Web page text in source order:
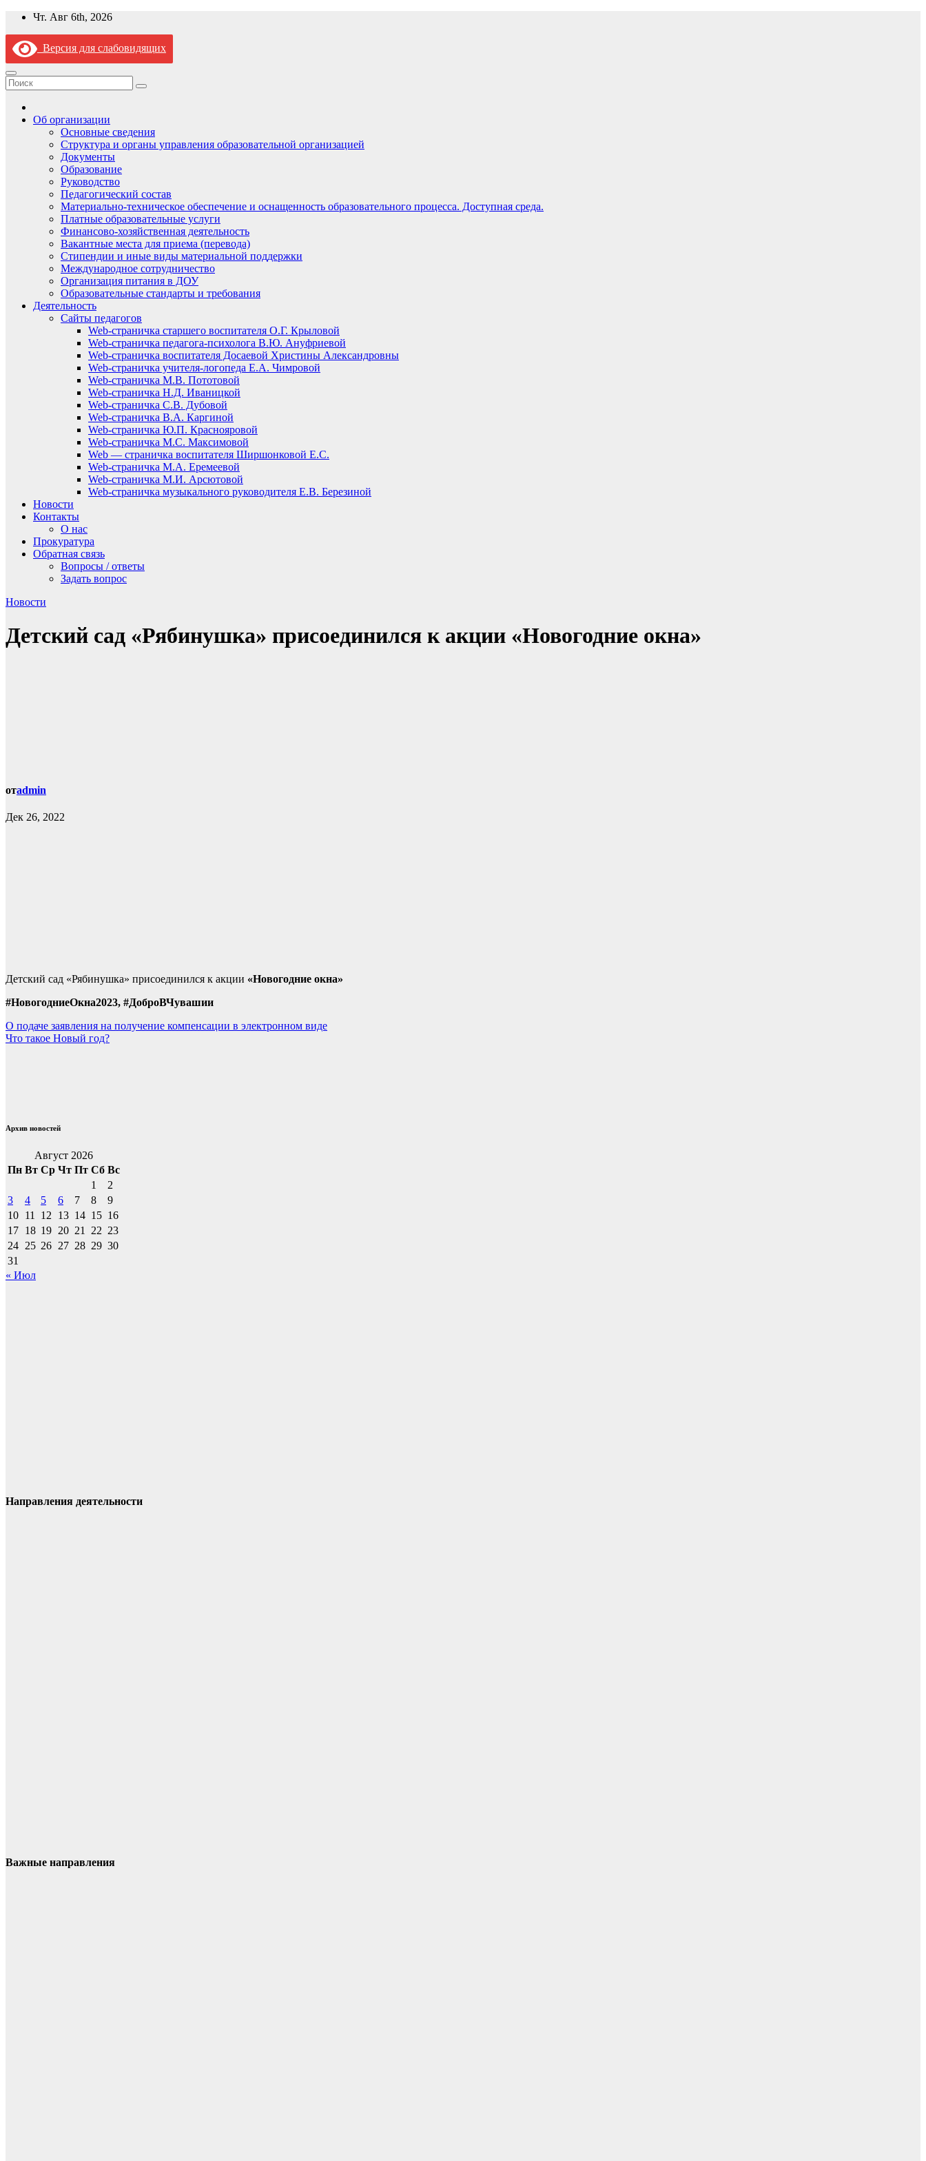
Перейти
содержимому
Чт. Авг 6th, 2026
Версия для слабовидящих
Об организации
Основные сведения
Структура и органы управления образовательной организацией
Документы
Образование
Руководство
Педагогический состав
Материально-техническое обеспечение и оснащенность образовательного процесса. Доступная среда.
Платные образовательные услуги
Финансово-хозяйственная деятельность
Вакантные места для приема (перевода)
Стипендии и иные виды материальной поддержки
Международное сотрудничество
Организация питания в ДОУ
Образовательные стандарты и требования
Деятельность
Сайты педагогов
Web-страничка старшего воспитателя О.Г. Крыловой
Web-страничка педагога-психолога В.Ю. Ануфриевой
Web-страничка воспитателя Досаевой Христины Александровны
Web-страничка учителя-логопеда Е.А. Чимровой
Web-страничка М.В. Пототовой
Web-страничка Н.Д. Иваницкой
Web-страничка С.В. Дубовой
Web-страничка В.А. Каргиной
Web-страничка Ю.П. Краснояровой
Web-страничка М.С. Максимовой
Web — страничка воспитателя Ширшонковой Е.С.
Web-страничка М.А. Еремеевой
Web-страничка М.И. Арсютовой
Web-страничка музыкального руководителя Е.В. Березиной
Новости
Контакты
О нас
Прокуратура
Обратная связь
Вопросы / ответы
Задать вопрос
Новости
Детский сад «Рябинушка» присоединился к акции «Новогодние окна»
отadmin
Дек 26, 2022
Детский сад «Рябинушка» присоединился к акции «Новогодние окна»
#НовогодниеОкна2023, #ДоброВЧувашии
Навигация
по
О подаче заявления на получение компенсации в электронном виде
Что такое Hовый год?
Архив новостей
Август 2026
Пн Вт Ср Чт Пт Сб Вс
1
2
3
4 5 6 7 8
9
10 11 12 13 14 15 16
17 18 19 20 21 22 23
24 25 26 27 28 29 30
31
« Июл
Направления деятельности
Важные направления